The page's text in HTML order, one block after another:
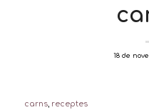
18 de
carns, receptes